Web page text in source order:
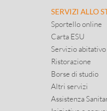
SERVIZI ALLO
Sportello online
Carta ESU
Servizio abitativo
Ristorazione
Borse di studio
Altri servizi
Assistenza